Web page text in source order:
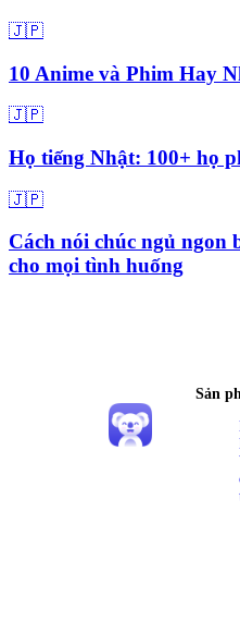
🇯🇵
10 Anime và Phim Hay
🇯🇵
Họ tiếng Nhật: 100+ họ
🇯🇵
Cách nói chúc ngủ ngon
cho mọi tình huống
Sản